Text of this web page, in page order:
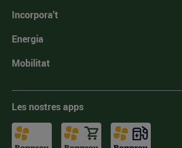
Incorpora't
Energia
Mobilitat
Les nostres apps